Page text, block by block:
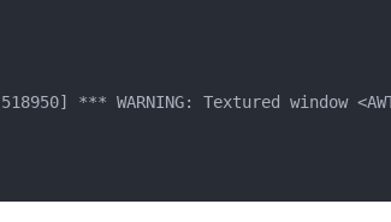
*** WARNING: Textured